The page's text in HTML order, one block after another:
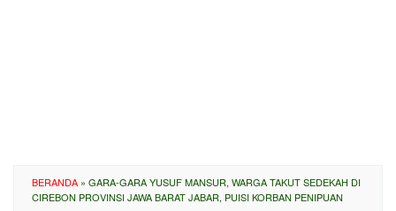
BERANDA » GARA-GARA YUSUF MANSUR, WARGA TAKUT SEDEKAH DI
CIREBON PROVINSI JAWA BARAT JABAR, PUISI KORBAN PENIPUAN